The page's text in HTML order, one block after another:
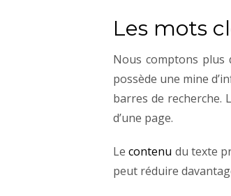
Les mots
Nous comptons plus
possède une mine
barres de recherche.
d’une page.
Lecontenu du texte
peut réduire